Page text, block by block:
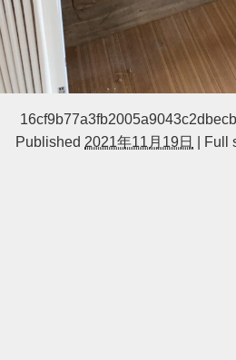
Published 2021年11月19日 Full